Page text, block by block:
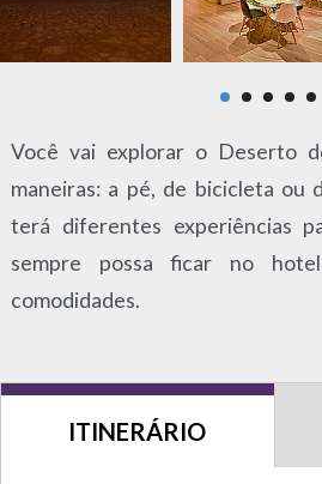
Você vai explorar o Deserto
maneiras: a pé, de bicicleta ou
terá diferentes experiências
sempre possa ficar no
comodidades.
ITINERÁRIO